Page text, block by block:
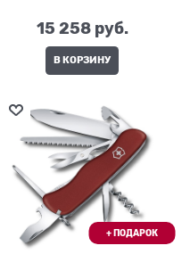
15 258 руб.
В КОРЗИНУ